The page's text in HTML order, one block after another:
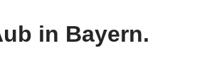
in Bayern.